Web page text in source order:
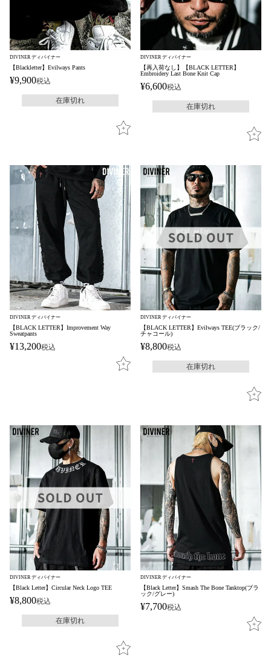
DIVINER ディバイナー
【Blackletter】Evilways Pants
¥9,900税込
在庫切れ
DIVINER ディバイナー
【再入荷なし】【BLACK LETTER】
Embroidery Last Bone Knit Cap
¥6,600税込
在庫切れ
DIVINER ディバイナー
【BLACK LETTER】Improvement Way
Sweatpants
¥13,200税込
DIVINER ディバイナー
【BLACK LETTER】Evilways TEE(ブラック/
チャコール)
¥8,800税込
在庫切れ
DIVINER ディバイナー
【Black Letter】Circular Neck Logo TEE
¥8,800税込
在庫切れ
DIVINER ディバイナー
【Black Letter】Smash The Bone Tanktop(ブラ
ック/グレー)
¥7,700税込